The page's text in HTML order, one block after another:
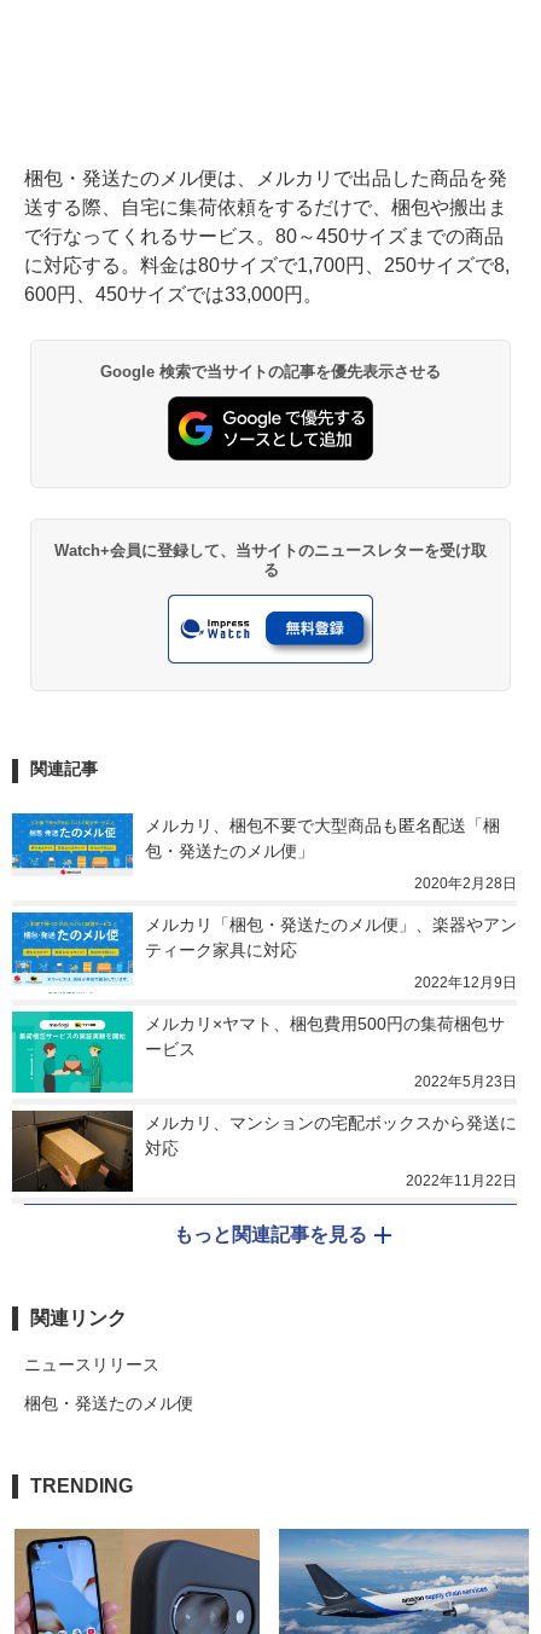
梱包・発送たのメル便は、メルカリで出品した商品を発
送する際、自宅に集荷依頼をするだけで、梱包や搬出ま
で行なってくれるサービス。80～450サイズまでの商品
に対応する。料金は80サイズで1,700円、250サイズで8,
600円、450サイズでは33,000円。
Google 検索で当サイトの記事を優先表示させる
Watch+会員に登録して、当サイトのニュースレターを受け取
る
関連記事
メルカリ、梱包不要で大型商品も匿名配送「梱
包・発送たのメル便」
2020年2月28日
メルカリ「梱包・発送たのメル便」、楽器やアン
ティーク家具に対応
2022年12月9日
メルカリ×ヤマト、梱包費用500円の集荷梱包サ
ービス
2022年5月23日
メルカリ、マンションの宅配ボックスから発送に
対応
2022年11月22日
もっと関連記事を見る
関連リンク
ニュースリリース
梱包・発送たのメル便
TRENDING